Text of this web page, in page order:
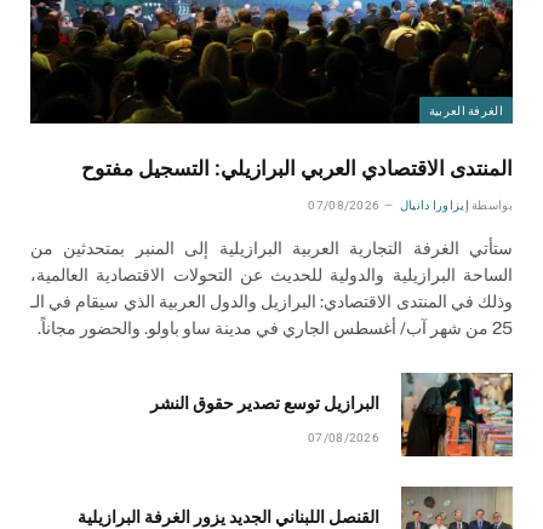
الغرفة العربية
المنتدى الاقتصادي العربي البرازيلي: التسجيل مفتوح
بواسطة إيزاورا دانيال 07/08/2026
ستأتي الغرفة التجارية العربية البرازيلية إلى المنبر بمتحدثين من
الساحة البرازيلية والدولية للحديث عن التحولات الاقتصادية العالمية،
وذلك في المنتدى الاقتصادي: البرازيل والدول العربية الذي سيقام في الـ
25 من شهر آب/ أغسطس الجاري في مدينة ساو باولو. والحضور مجاناً.
البرازيل توسع تصدير حقوق النشر
07/08/2026
القنصل اللبناني الجديد يزور الغرفة البرازيلية